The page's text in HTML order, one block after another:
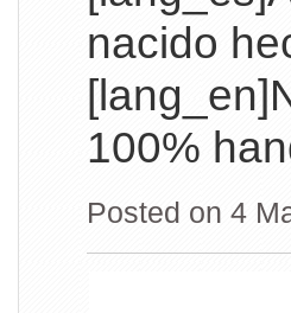
nacido
100%
Posted on 4